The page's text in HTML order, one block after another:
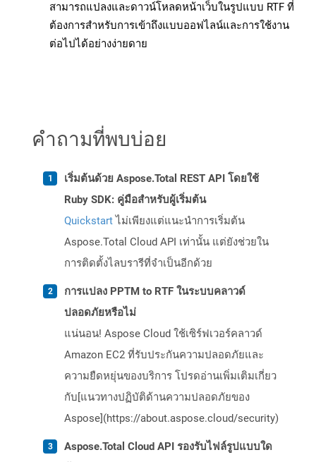
สามารถแปลงและดาวน์โหลดหน้าเว็บในรูปแบบ RTF ที่
ต้องการสำหรับการเข้าถึงแบบออฟไลน์และการใช้งาน
ต่อไปได้อย่างง่ายดาย
คำถามที่พบบ่อย
เริ่มต้นด้วย Aspose.Total REST API โดยใช้
Ruby SDK: คู่มือสำหรับผู้เริ่มต้น
Quickstartไม่เพียงแต่แนะนำการเริ่มต้น
Aspose.Total Cloud API เท่านั้น แต่ยังช่วยใน
การติดตั้งไลบรารีที่จำเป็นอีกด้วย
การแปลง PPTM to RTF ในระบบคลาวด์
ปลอดภัยหรือไม่
แน่นอน! Aspose Cloud ใช้เซิร์ฟเวอร์คลาวด์
Amazon EC2 ที่รับประกันความปลอดภัยและ
ความยืดหยุ่นของบริการ โปรดอ่านเพิ่มเติมเกี่ยว
กับ[แนวทางปฏิบัติด้านความปลอดภัยของ
Aspose](https://about.aspose.cloud/security)
Aspose.Total Cloud API รองรับไฟล์รูปแบบใด